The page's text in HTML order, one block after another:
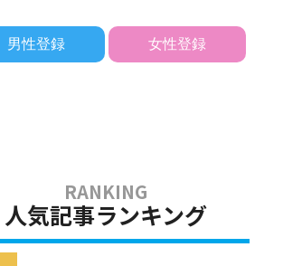
男性登録 女性登録
人気記事ランキング